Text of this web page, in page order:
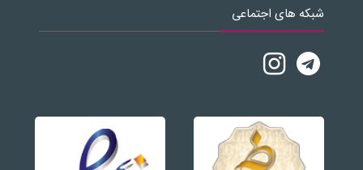
شبکه های اجتماعی